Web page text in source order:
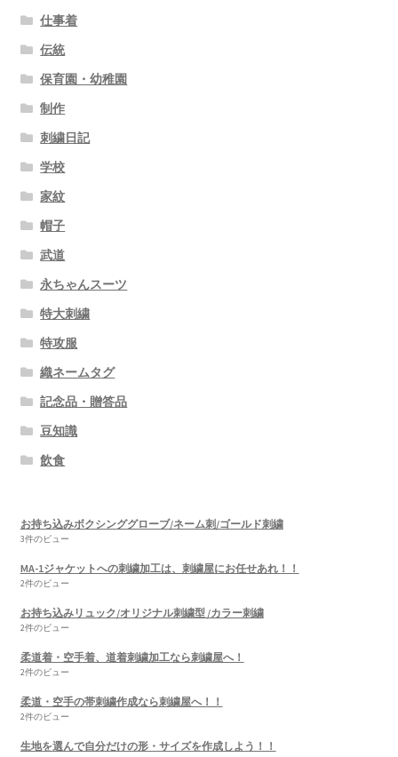
仕事着
伝統
保育園・幼稚園
制作
刺繍日記
学校
家紋
帽子
武道
永ちゃんスーツ
特大刺繍
特攻服
織ネームタグ
記念品・贈答品
豆知識
飲食
お持ち込みボクシンググローブ/ネーム刺/ゴールド刺繍
3件のビュー
MA-1ジャケットへの刺繍加工は、刺繍屋にお任せあれ！！
2件のビュー
お持ち込みリュック/オリジナル刺繍型 /カラー刺繍
2件のビュー
柔道着・空手着、道着刺繍加工なら刺繍屋へ！
2件のビュー
柔道・空手の帯刺繍作成なら刺繍屋へ！！
2件のビュー
生地を選んで自分だけの形・サイズを作成しよう！！